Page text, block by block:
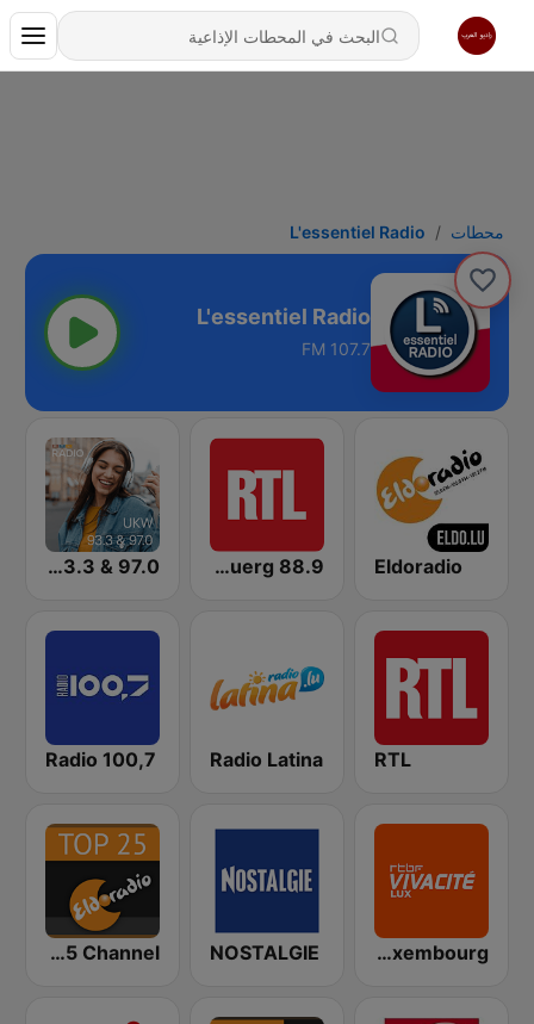
محطات L'essentiel Radio
L'essentiel Radio
107.7 FM
Eldoradio
RTL Radio Lëtzebuerg 88.9
RTL 93.3 & 97.0
RTL
Radio Latina
Radio 100,7
RTBF VivaCité Luxembourg
NOSTALGIE
Eldoradio - Top 25 Channel